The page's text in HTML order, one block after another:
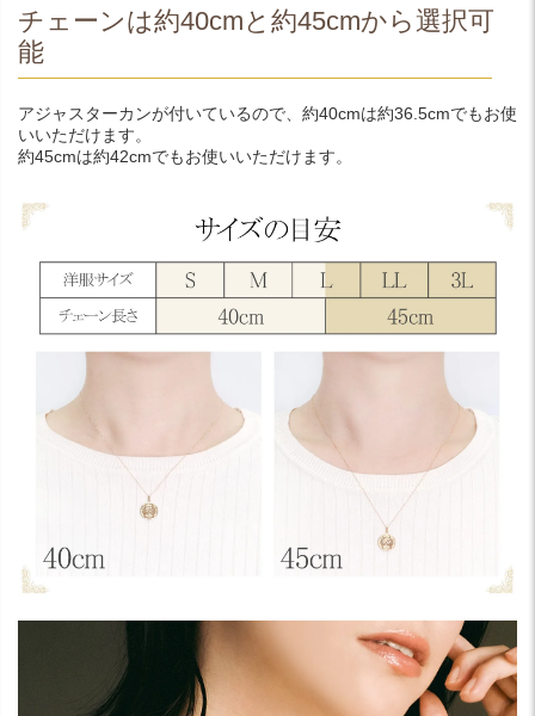
チェーンは約40cmと約45cmから選択可
能
アジャスターカンが付いているので、約40cmは約36.5cmでもお使
いいただけます。
約45cmは約42cmでもお使いいただけます。